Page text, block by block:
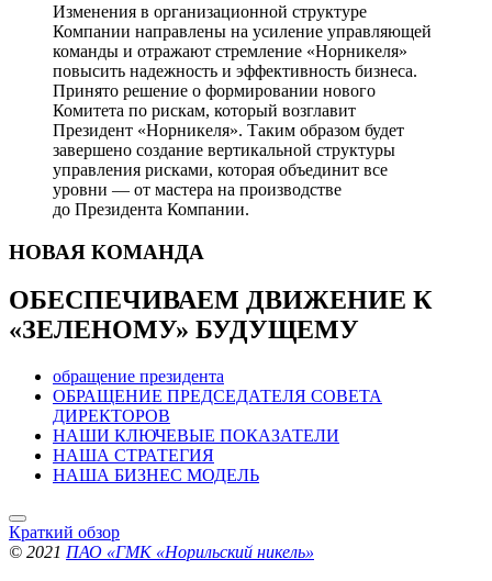
Изменения в организационной структуре
Компании направлены на усиление управляющей
команды и отражают стремление «Норникеля»
повысить надежность и эффективность бизнеса.
Принято решение о формировании нового
Комитета по рискам, который возглавит
Президент «Норникеля». Таким образом будет
завершено создание вертикальной структуры
управления рисками, которая объединит все
уровни — от мастера на производстве
до Президента Компании.
НОВАЯ КОМАНДА
ОБЕСПЕЧИВАЕМ ДВИЖЕНИЕ К
«ЗЕЛЕНОМУ» БУДУЩЕМУ
обращение президента
ОБРАЩЕНИЕ ПРЕДСЕДАТЕЛЯ СОВЕТА
ДИРЕКТОРОВ
НАШИ КЛЮЧЕВЫЕ ПОКАЗАТЕЛИ
НАША СТРАТЕГИЯ
НАША БИЗНЕС МОДЕЛЬ
Краткий обзор
© 2021 ПАО «ГМК «Норильский никель»